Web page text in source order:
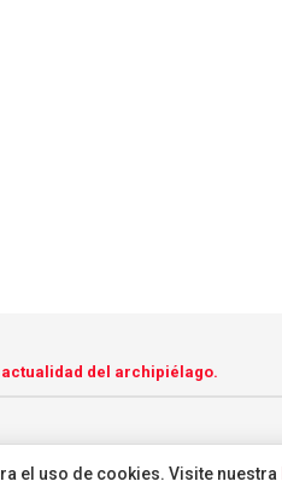
del archipiélago.
el uso de cookies. Visite nuestra